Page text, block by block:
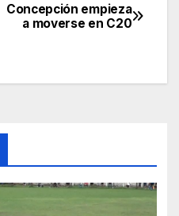
Concepción empieza
a moverse en C20